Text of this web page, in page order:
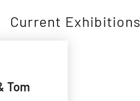
Current Exhibitions
Tom